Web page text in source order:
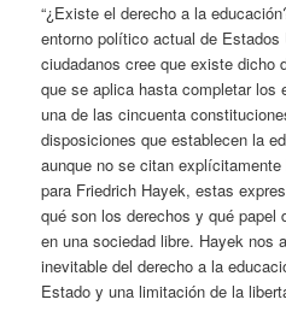
“¿Existe el derecho a la
entorno político actual de
ciudadanos cree que existe dicho
que se aplica hasta completar los
una de las cincuenta
disposiciones que establecen la
aunque no se citan
para Friedrich Hayek, estas
qué son los derechos y qué papel
en una sociedad libre. Hayek nos
inevitable del derecho a la
Estado y una limitación de la